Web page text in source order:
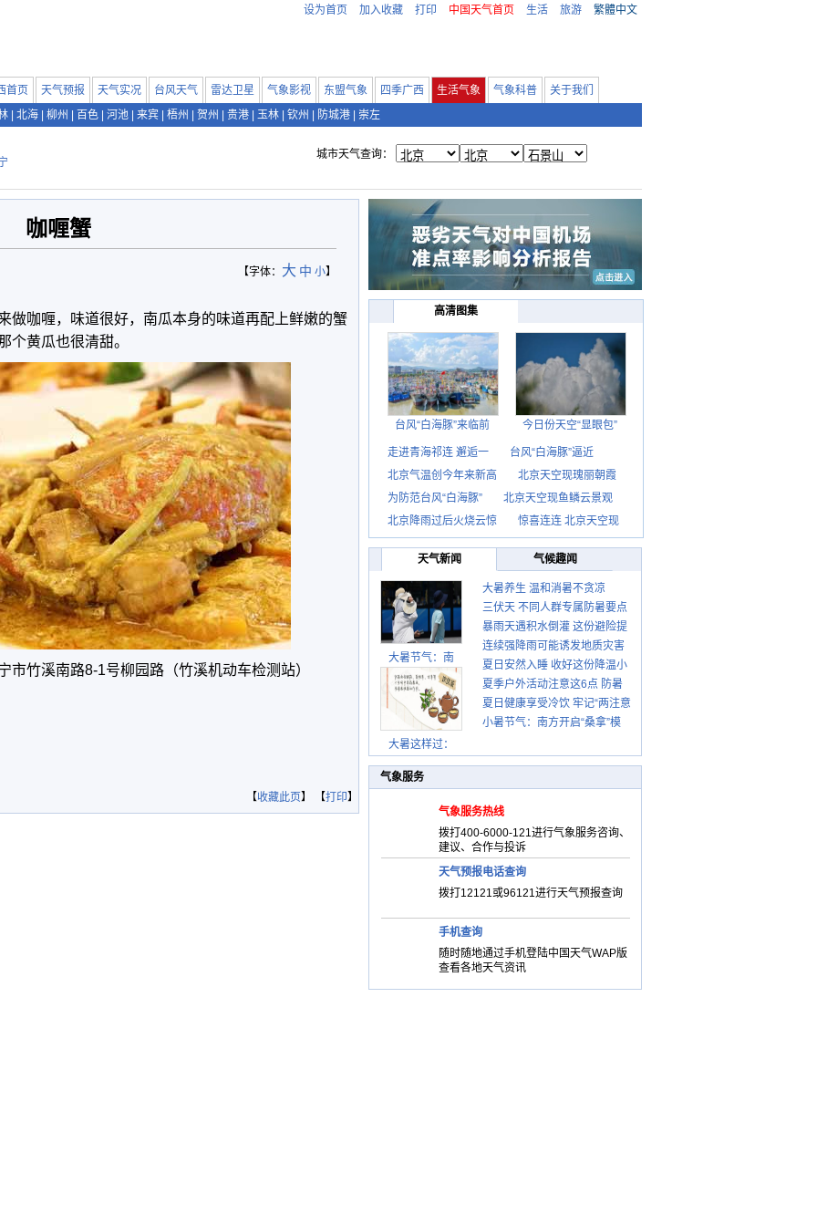
设为首页 加入收藏 打印 中国天气首页 生活 旅游 繁體中文
首页 天气预报 天气实况 台风天气 雷达卫星 气象影视 东盟气象 四季广西 生活气象 气象科普
关于我们
北海 柳州 百色 河池 来宾 梧州 贺州 贵港 玉林 钦州 防城港 崇左
城市天气查询：
咖喱蟹
【字体： 大 中 小】
做咖喱，味道很好，南瓜本身的味道再配上鲜嫩的蟹
个黄瓜也很清甜。
市竹溪南路8-1号柳园路（竹溪机动车检测站）
【收藏此页】 【打印】
高清图集
台风“白海豚”来临前 今日份天空“显眼包”
走进青海祁连 邂逅一
台风“白海豚”逼近
北京气温创今年来新高
北京天空现瑰丽朝霞
为防范台风“白海豚”
北京天空现鱼鳞云景观
北京降雨过后火烧云惊
惊喜连连 北京天空现
天气新闻 气候趣闻
大暑节气：南
大暑这样过：
大暑养生 温和消暑不贪凉
三伏天 不同人群专属防暑要点
请收好
暴雨天遇积水倒灌 这份避险提
示请收好
连续强降雨可能诱发地质灾害
这些前兆要知道
夏日安然入睡 收好这份降温小
贴士
夏季户外活动注意这6点 防暑
健身两不误
夏日健康享受冷饮 牢记“两注意
一控制”
小暑节气：南方开启“桑拿”模
气象服务
气象服务热线
拨打400-6000-121进行气象服务咨询、
建议、合作与投诉
天气预报电话查询
拨打12121或96121进行天气预报查询
手机查询
随时随地通过手机登陆中国天气WAP版
查看各地天气资讯